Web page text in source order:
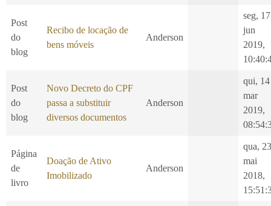
Post
do
blog
Recibo de locação de
bens móveis
Anderson
seg, 17
jun
2019,
Post
do
blog
Novo Decreto do CPF
passa a substituir
diversos documentos
Anderson
qui, 14
mar
2019,
Página
de
livro
Doação de Ativo
Imobilizado
Anderson
qua, 23
mai
2018,